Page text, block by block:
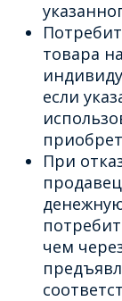
товара
если
При
чем